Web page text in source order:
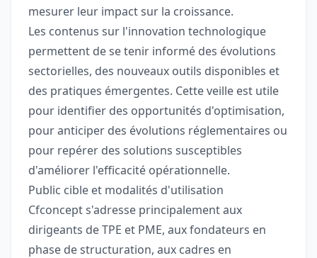
mesurer leur impact sur la croissance.
Les contenus sur l'innovation technologique
permettent de se tenir informé des évolutions
sectorielles, des nouveaux outils disponibles et
des pratiques émergentes. Cette veille est utile
pour identifier des opportunités d'optimisation,
pour anticiper des évolutions réglementaires ou
pour repérer des solutions susceptibles
d'améliorer l'efficacité opérationnelle.
Public cible et modalités d'utilisation
Cfconcept s'adresse principalement aux
dirigeants de TPE et PME, aux fondateurs en
phase de structuration, aux cadres en